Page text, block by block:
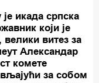
је икада српска
који је
витез за
Александар
комете
за собом